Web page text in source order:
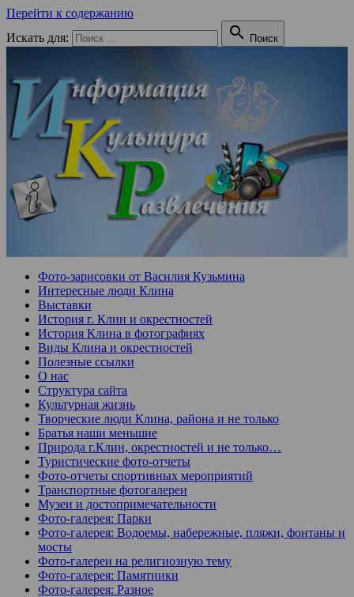
Перейти к содержанию
Искать для:
 Поиск
Фото-зарисовки от Василия Кузьмина
Интересные люди Клина
Выставки
История г. Клин и окрестностей
История Клина в фотографиях
Виды Клина и окрестностей
Полезные ссылки
О нас
Структура сайта
Культурная жизнь
Творческие люди Клина, района и не только
Братья наши меньшие
Природа г.Клин, окрестностей и не только…
Туристические фото-отчеты
Фото-отчеты спортивных мероприятий
Транспортные фотогалереи
Музеи и достопримечательности
Фото-галерея: Парки
Фото-галерея: Водоемы, набережные, пляжи, фонтаны и
мосты
Фото-галереи на религиозную тему
Фото-галерея: Памятники
Фото-галерея: Разное